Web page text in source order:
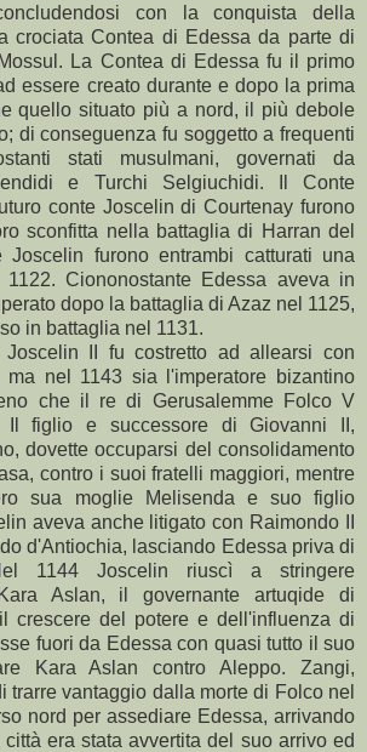
con la conquista della
crociata Contea di Edessa da parte di
La Contea di Edessa fu il primo
essere creato durante e dopo la prima
quello situato più a nord, il più debole
di conseguenza fu soggetto a frequenti
stati musulmani, governati da
e Turchi Selgiuchidi. Il Conte
conte Joscelin di Courtenay furono
sconfitta nella battaglia di Harran del
Joscelin furono entrambi catturati una
Ciononostante Edessa aveva in
dopo la battaglia di Azaz nel 1125,
in battaglia nel 1131.
Joscelin II fu costretto ad allearsi con
ma nel 1143 sia l'imperatore bizantino
che il re di Gerusalemme Folco V
Il figlio e successore di Giovanni II,
dovette occuparsi del consolidamento
contro i suoi fratelli maggiori, mentre
sua moglie Melisenda e suo figlio
aveva anche litigato con Raimondo II
d'Antiochia, lasciando Edessa priva di
1144 Joscelin riuscì a stringere
Aslan, il governante artuqide di
il crescere del potere e dell'influenza di
fuori da Edessa con quasi tutto il suo
Kara Aslan contro Aleppo. Zangi,
trarre vantaggio dalla morte di Folco nel
nord per assediare Edessa, arrivando
era stata avvertita del suo arrivo ed